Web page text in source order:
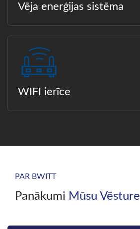
Vēja enerģijas sistēma
WIFI ierīce
PAR BWITT
Panākumi Mūsu Vēsture